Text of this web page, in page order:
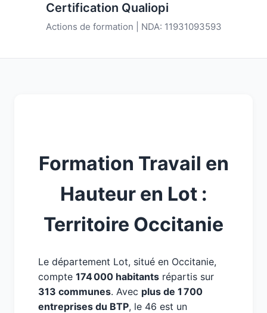
Certification Qualiopi
Actions de formation | NDA: 11931093593
Formation Travail en
Hauteur en Lot :
Territoire Occitanie
Le département Lot, situé en Occitanie,
compte 174 000 habitants répartis sur
313 communes. Avec plus de 1 700
entreprises du BTP, le 46 est un